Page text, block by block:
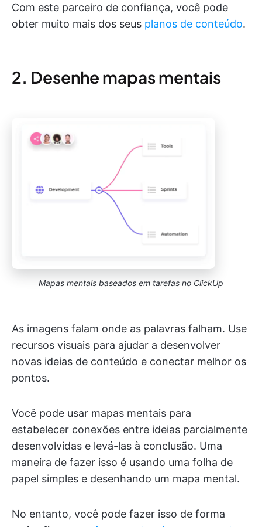
Com este parceiro de confiança, você pode
obter muito mais dos seus planos de conteúdo.
2. Desenhe mapas mentais
Mapas mentais baseados em tarefas no ClickUp
As imagens falam onde as palavras falham. Use
recursos visuais para ajudar a desenvolver
novas ideias de conteúdo e conectar melhor os
pontos.
Você pode usar mapas mentais para
estabelecer conexões entre ideias parcialmente
desenvolvidas e levá-las à conclusão. Uma
maneira de fazer isso é usando uma folha de
papel simples e desenhando um mapa mental.
No entanto, você pode fazer isso de forma